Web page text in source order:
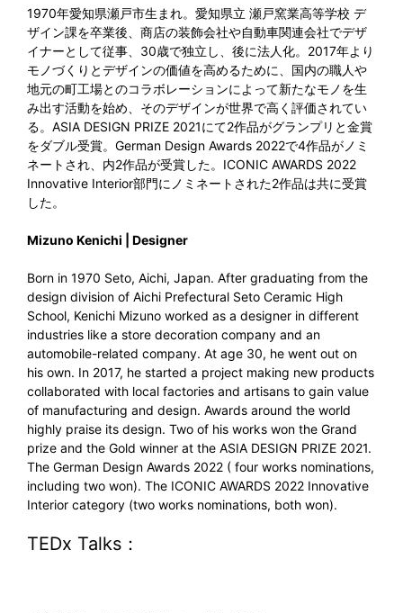
1970年愛知県瀬戸市生まれ。愛知県立 瀬戸窯業高等学校 デ
ザイン課を卒業後、商店の装飾会社や自動車関連会社でデザ
イナーとして従事、30歳で独立し、後に法人化。2017年より
モノづくりとデザインの価値を高めるために、国内の職人や
地元の町工場とのコラボレーションによって新たなモノを生
み出す活動を始め、そのデザインが世界で高く評価されてい
る。ASIA DESIGN PRIZE 2021にて2作品がグランプリと金賞
をダブル受賞。German Design Awards 2022で4作品がノミ
ネートされ、内2作品が受賞した。ICONIC AWARDS 2022
Innovative Interior部門にノミネートされた2作品は共に受賞
した。
Mizuno Kenichi | Designer
Born in 1970 Seto, Aichi, Japan. After graduating from the
design division of Aichi Prefectural Seto Ceramic High
School, Kenichi Mizuno worked as a designer in different
industries like a store decoration company and an
automobile-related company. At age 30, he went out on
his own. In 2017, he started a project making new products
collaborated with local factories and artisans to gain value
of manufacturing and design. Awards around the world
highly praise its design. Two of his works won the Grand
prize and the Gold winner at the ASIA DESIGN PRIZE 2021.
The German Design Awards 2022 ( four works nominations,
including two won). The ICONIC AWARDS 2022 Innovative
Interior category (two works nominations, both won).
TEDx Talks：